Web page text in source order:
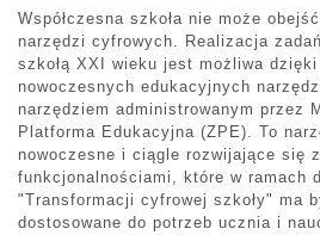
Współczesna szkoła nie może
narzędzi cyfrowych. Realizacja
szkołą XXI wieku jest możliwa
nowoczesnych edukacyjnych
narzędziem administrowanym przez
Platforma Edukacyjna (ZPE). To
nowoczesne i ciągle rozwijające się
funkcjonalnościami, które w ramach
"Transformacji cyfrowej szkoły" ma
dostosowane do potrzeb ucznia i